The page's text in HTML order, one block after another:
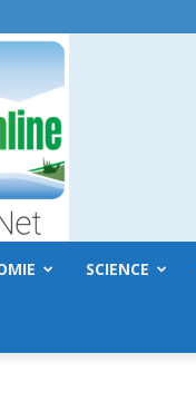
SCIENCE